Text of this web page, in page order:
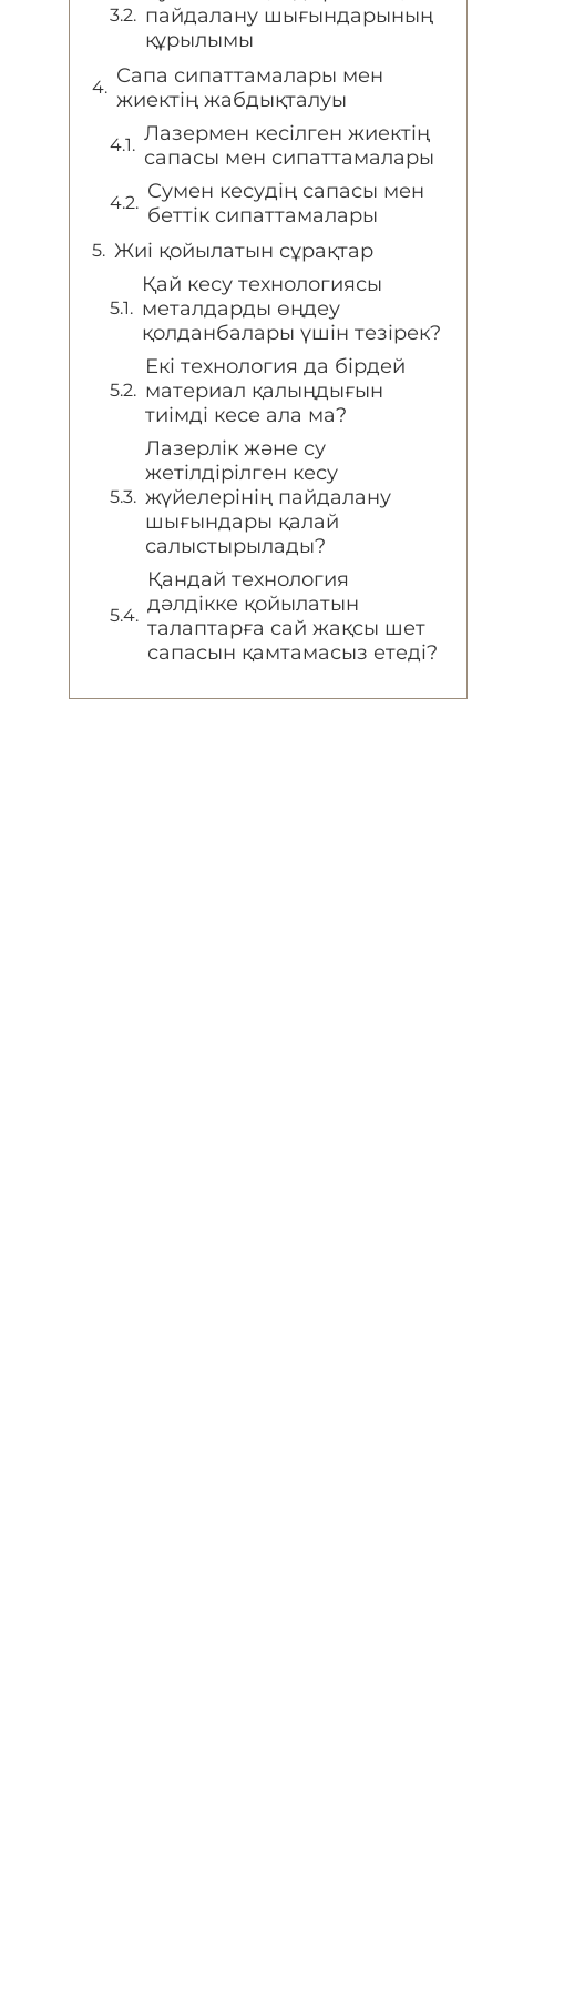
пайдалану шығындарының
құрылымы
Сапа сипаттамалары мен
жиектің жабдықталуы
Лазермен кесілген жиектің
сапасы мен сипаттамалары
Сумен кесудің сапасы мен
беттік сипаттамалары
Жиі қойылатын сұрақтар
Қай кесу технологиясы
металдарды өңдеу
қолданбалары үшін тезірек?
Екі технология да бірдей
материал қалыңдығын
тиімді кесе ала ма?
Лазерлік және су
жетілдірілген кесу
жүйелерінің пайдалану
шығындары қалай
салыстырылады?
Қандай технология
дәлдікке қойылатын
талаптарға сай жақсы шет
сапасын қамтамасыз етеді?